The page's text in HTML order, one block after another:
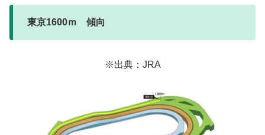
東京1600ｍ 傾向
※出典：JRA